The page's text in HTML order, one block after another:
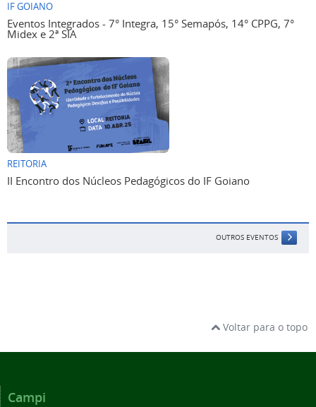
IF GOIANO
Eventos Integrados - 7° Integra, 15° Semapós, 14° CPPG, 7°
Midex e 2ª SIA
REITORIA
II Encontro dos Núcleos Pedagógicos do IF Goiano
OUTROS EVENTOS
Voltar para o topo
Campi